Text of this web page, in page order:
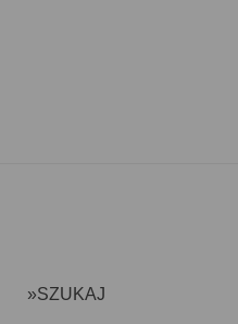
»SZUKAJ